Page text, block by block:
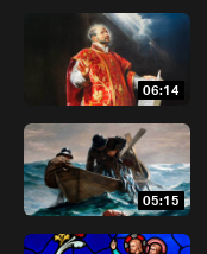
06:14
05:15